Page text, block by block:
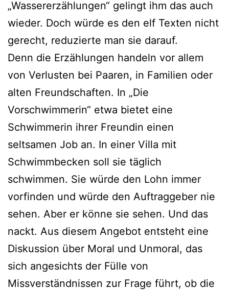
„Wassererzählungen“ gelingt ihm das auch
wieder. Doch würde es den elf Texten nicht
gerecht, reduzierte man sie darauf.
Denn die Erzählungen handeln vor allem
von Verlusten bei Paaren, in Familien oder
alten Freundschaften. In „Die
Vorschwimmerin“ etwa bietet eine
Schwimmerin ihrer Freundin einen
seltsamen Job an. In einer Villa mit
Schwimmbecken soll sie täglich
schwimmen. Sie würde den Lohn immer
vorfinden und würde den Auftraggeber nie
sehen. Aber er könne sie sehen. Und das
nackt. Aus diesem Angebot entsteht eine
Diskussion über Moral und Unmoral, das
sich angesichts der Fülle von
Missverständnissen zur Frage führt, ob die